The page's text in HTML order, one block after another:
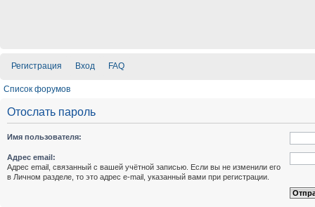
Регистрация Вход FAQ
Список форумов
Отослать пароль
Имя пользователя:
Адрес email:
Адрес email, связанный с вашей учётной записью. Если вы не изменили его
в Личном разделе, то это адрес e-mail, указанный вами при регистрации.